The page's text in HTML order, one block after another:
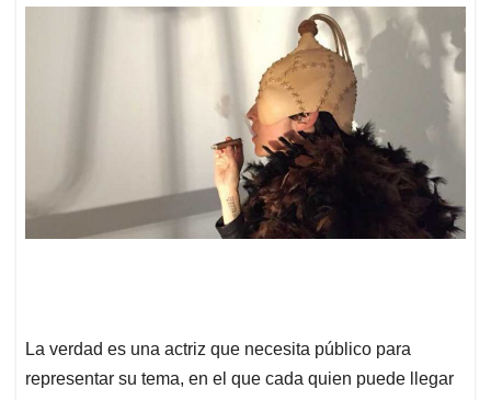
La verdad es una actriz que necesita público para
representar su tema, en el que cada quien puede llegar